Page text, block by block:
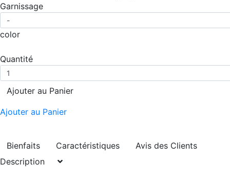
Garnissage
color
Quantité
Ajouter au Panier
Ajouter au Panier
Bienfaits Caractéristiques
Avis des Clients
Description